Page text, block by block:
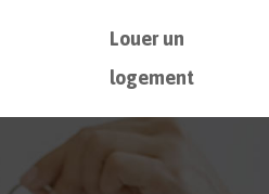
Louer un
logement